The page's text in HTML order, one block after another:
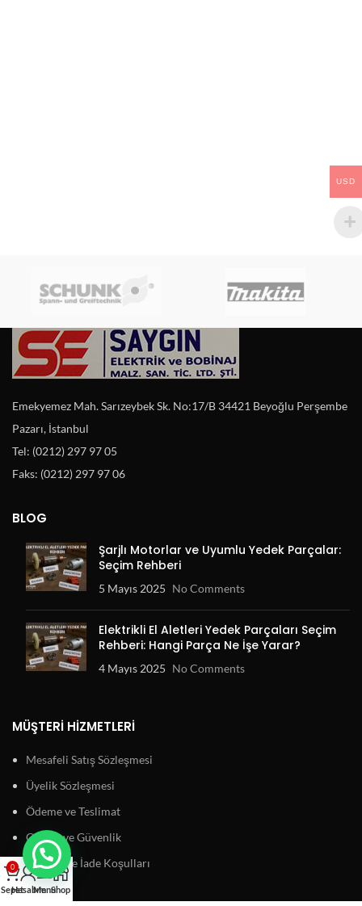
Emekyemez Mah. Sarızeybek Sk. No:17/B 34421 Beyoğlu Perşembe
Pazarı, İstanbul
Tel: (0212) 297 97 05
Faks: (0212) 297 97 06
BLOG
Şarjlı Motorlar ve Uyumlu Yedek Parçalar:
Seçim Rehberi
5 Mayıs 2025 No Comments
Elektrikli El Aletleri Yedek Parçaları Seçim
Rehberi: Hangi Parça Ne İşe Yarar?
4 Mayıs 2025 No Comments
MÜŞTERI HIZMETLERI
Mesafeli Satış Sözleşmesi
Üyelik Sözleşmesi
Ödeme ve Teslimat
Gizlilik ve Güvenlik
Garanti ve İade Koşulları
USD
0
SepetHesabımMenuShop